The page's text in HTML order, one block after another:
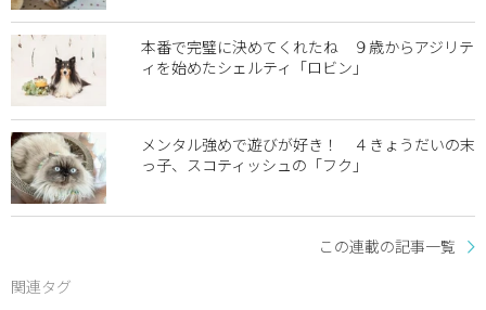
本番で完璧に決めてくれたね ９歳からアジリテ
ィを始めたシェルティ「ロビン」
メンタル強めで遊びが好き！ ４きょうだいの末
っ子、スコティッシュの「フク」
この連載の記事一覧
関連タグ